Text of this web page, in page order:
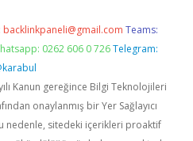
backlinkpaneli@gmail.com Teams:
0262 606 0 726 Telegram:
Kanun gereğince Bilgi Teknolojileri
onaylanmış bir Yer Sağlayıcı
nedenle, sitedeki içerikleri proaktif